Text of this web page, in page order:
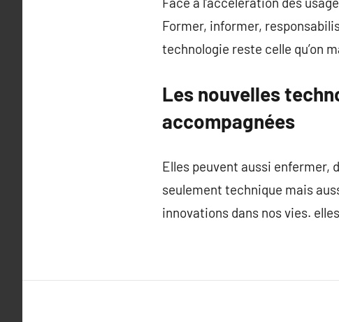
Former, informer,
technologie reste celle qu’on
Les nouvelles
accompagnées
Elles peuvent aussi enfermer,
seulement technique mais
innovations dans nos vies.